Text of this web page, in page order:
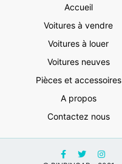
Accueil
Voitures à vendre
Voitures à louer
Voitures neuves
Pièces et accessoires
A propos
Contactez nous